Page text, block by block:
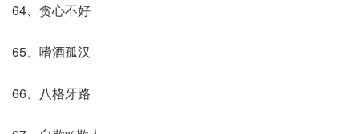
64、贪心不好
65、嗜酒孤汉
66、八格牙路